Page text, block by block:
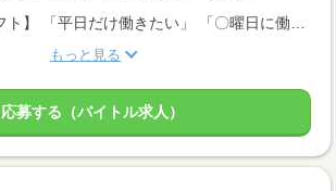
もっと見る
応募する（バイトル求人）